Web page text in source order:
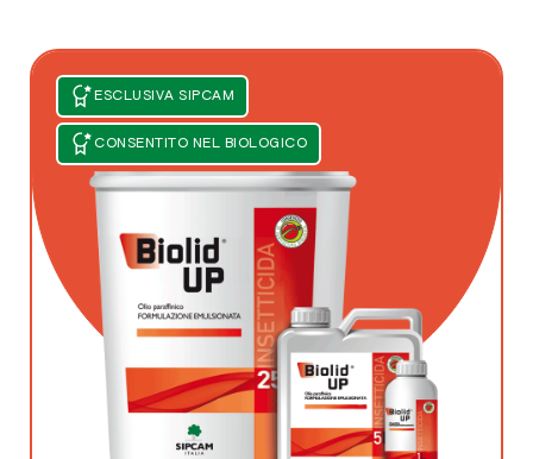
ESCLUSIVA SIPCAM
CONSENTITO NEL BIOLOGICO